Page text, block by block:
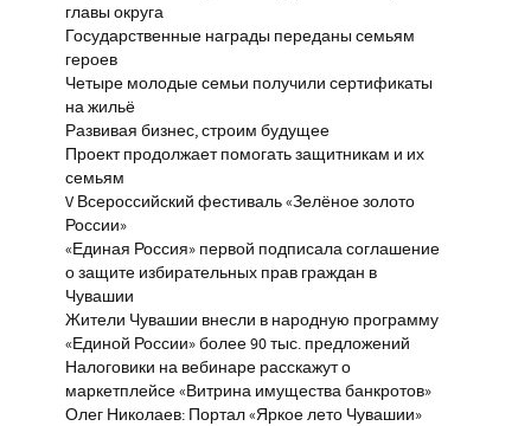
главы округа
Государственные награды переданы семьям
героев
Четыре молодые семьи получили сертификаты
на жильё
Развивая бизнес, строим будущее
Проект продолжает помогать защитникам и их
семьям
V Всероссийский фестиваль «Зелёное золото
России»
«Единая Россия» первой подписала соглашение
о защите избирательных прав граждан в
Чувашии
Жители Чувашии внесли в народную программу
«Единой России» более 90 тыс. предложений
Налоговики на вебинаре расскажут о
маркетплейсе «Витрина имущества банкротов»
Олег Николаев: Портал «Яркое лето Чувашии»